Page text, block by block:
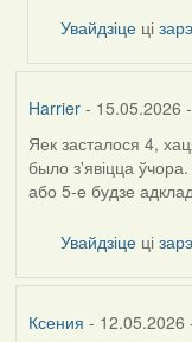
Увайдзіце ці
Harrier- 15.05.2026
Яек засталося 4,
было з'явіцца
або 5-е будзе
Увайдзіце ці
Ксения - 12.05.2026